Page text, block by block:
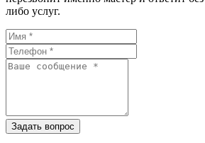
либо услуг.